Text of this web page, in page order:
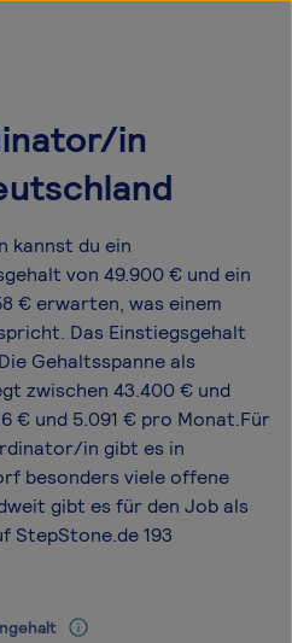
in
kannst du ein
von 49.900 € und ein
€ erwarten, was einem
Das Einstiegsgehalt
Gehaltsspanne als
zwischen 43.400 € und
€ und 5.091 € pro Monat.Für
in gibt es in
besonders viele offene
gibt es für den Job als
StepStone.de 193